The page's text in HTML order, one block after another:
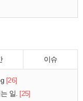
이슈
[26]
일. [25]